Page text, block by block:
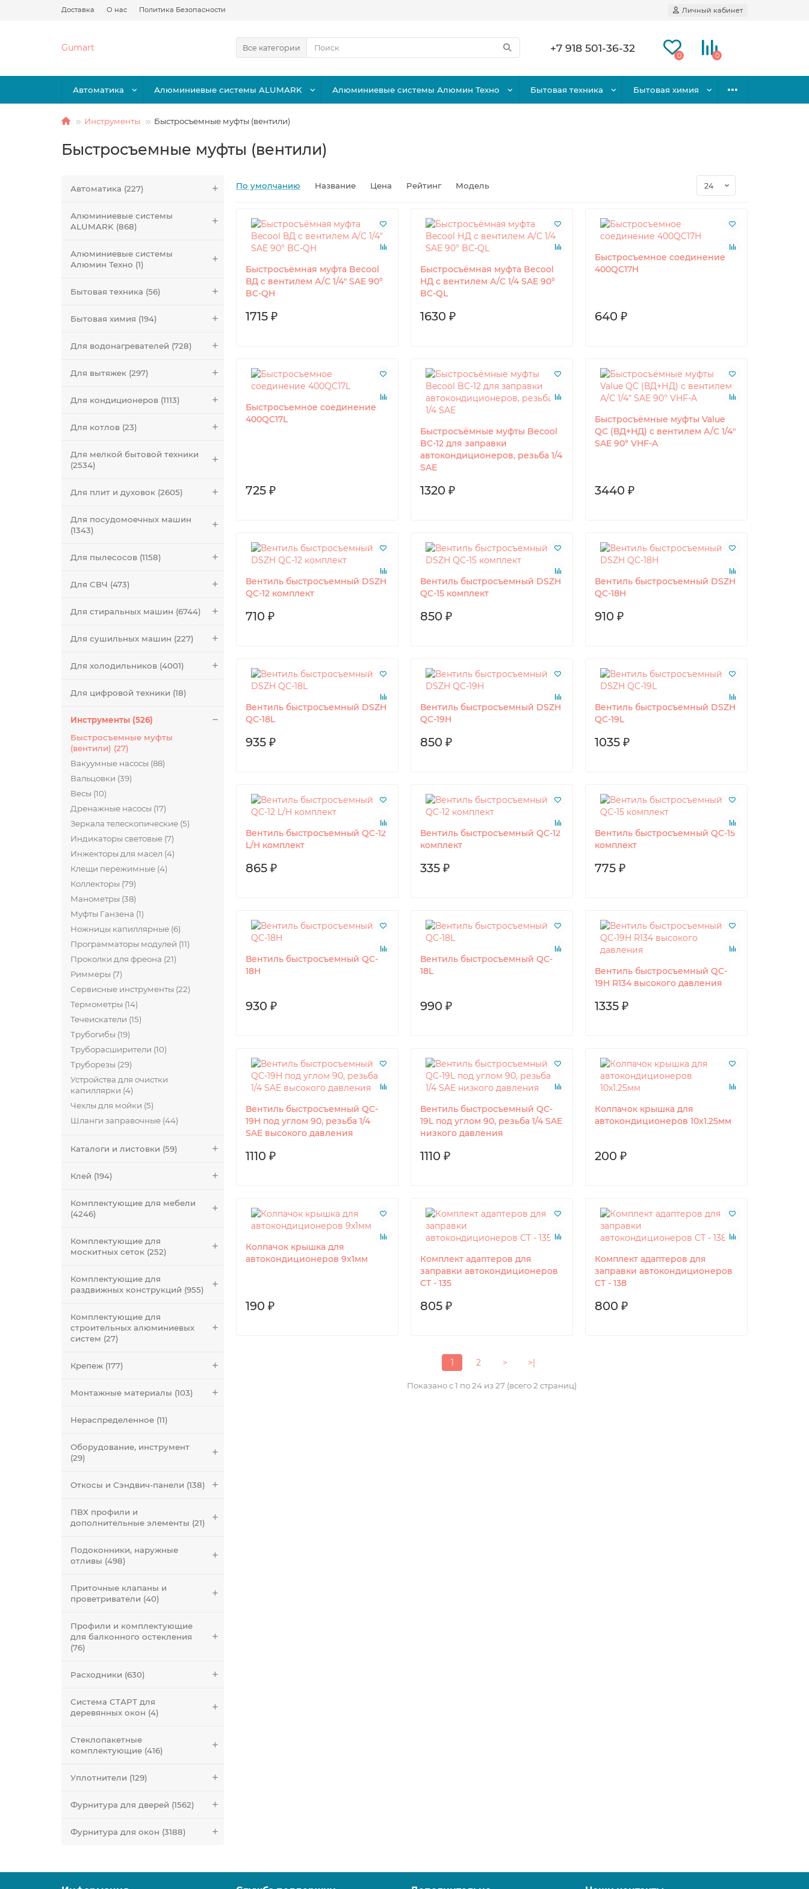
Доставка О нас Политика Безопасности Личный кабинет
Gumart Все категории +7 918 501-36-32
0 0
Автоматика Алюминиевые системы ALUMARK Алюминиевые системы Алюмин Техно Бытовая техника Бытовая химия
Инструменты Быстросъемные муфты (вентили)
Быстросъемные муфты (вентили)
Автоматика (227)
Алюминиевые системы
ALUMARK (868)
Алюминиевые системы
Алюмин Техно (1)
Бытовая техника (56)
Бытовая химия (194)
Для водонагревателей (728)
Для вытяжек (297)
Для кондиционеров (1113)
Для котлов (23)
Для мелкой бытовой техники
(2534)
Для плит и духовок (2605)
Для посудомоечных машин
(1343)
Для пылесосов (1158)
Для СВЧ (473)
Для стиральных машин (6744)
Для сушильных машин (227)
Для холодильников (4001)
Для цифровой техники (18)
Инструменты (526)
Быстросъемные муфты
(вентили) (27)
Вакуумные насосы (88)
Вальцовки (39)
Весы (10)
Дренажные насосы (17)
Зеркала телескопические (5)
Индикаторы световые (7)
Инжекторы для масел (4)
Клещи пережимные (4)
Коллекторы (79)
Манометры (38)
Муфты Ганзена (1)
Ножницы капиллярные (6)
Программаторы модулей (11)
Проколки для фреона (21)
Риммеры (7)
Сервисные инструменты (22)
Термометры (14)
Течеискатели (15)
Трубогибы (19)
Труборасширители (10)
Труборезы (29)
Устройства для очистки
капиллярки (4)
Чехлы для мойки (5)
Шланги заправочные (44)
Каталоги и листовки (59)
Клей (194)
Комплектующие для мебели
(4246)
Комплектующие для
москитных сеток (252)
Комплектующие для
раздвижных конструкций (955)
Комплектующие для
строительных алюминиевых
систем (27)
Крепеж (177)
Монтажные материалы (103)
Нераспределенное (11)
Оборудование, инструмент
(29)
Откосы и Сэндвич-панели (138)
ПВХ профили и
дополнительные элементы (21)
Подоконники, наружные
отливы (498)
Приточные клапаны и
проветриватели (40)
Профили и комплектующие
для балконного остекления
(76)
Расходники (630)
Система СТАРТ для
деревянных окон (4)
Стеклопакетные
комплектующие (416)
Уплотнители (129)
Фурнитура для дверей (1562)
Фурнитура для окон (3188)
По умолчанию Название Цена Рейтинг Модель
Быстросъёмная муфта Becool
ВД с вентилем А/С 1/4" SAE 90°
BC-QH
1715 ₽
Быстросъёмная муфта Becool
НД с вентилем А/С 1/4 SAE 90°
BC-QL
1630 ₽
Быстросъемное соединение
400QC17H
640 ₽
Быстросъемное соединение
400QC17L
725 ₽
Быстросъёмные муфты Becool
BC-12 для заправки
автокондиционеров, резьба 1/4
SAE
1320 ₽
Быстросъёмные муфты Value
QC (ВД+НД) с вентилем А/С 1/4"
SAE 90° VHF-A
3440 ₽
Вентиль быстросъемный DSZH
QC-12 комплект
710 ₽
Вентиль быстросъемный DSZH
QC-15 комплект
850 ₽
Вентиль быстросъемный DSZH
QC-18H
910 ₽
Вентиль быстросъемный DSZH
QC-18L
935 ₽
Вентиль быстросъемный DSZH
QC-19H
850 ₽
Вентиль быстросъемный DSZH
QC-19L
1035 ₽
Вентиль быстросъемный QC-12
L/H комплект
865 ₽
Вентиль быстросъемный QC-12
комплект
335 ₽
Вентиль быстросъемный QC-15
комплект
775 ₽
Вентиль быстросъемный QC-
18H
930 ₽
Вентиль быстросъемный QC-
18L
990 ₽
Вентиль быстросъемный QC-
19H R134 высокого давления
1335 ₽
Вентиль быстросъемный QC-
19H под углом 90, резьба 1/4
SAE высокого давления
1110 ₽
Вентиль быстросъемный QC-
19L под углом 90, резьба 1/4 SAE
низкого давления
1110 ₽
Колпачок крышка для
автокондиционеров 10x1.25мм
200 ₽
Колпачок крышка для
автокондиционеров 9x1мм
190 ₽
Комплект адаптеров для
заправки автокондиционеров
CT - 135
805 ₽
Комплект адаптеров для
заправки автокондиционеров
CT - 138
800 ₽
1 2 > >|
Показано с 1 по 24 из 27 (всего 2 страниц)